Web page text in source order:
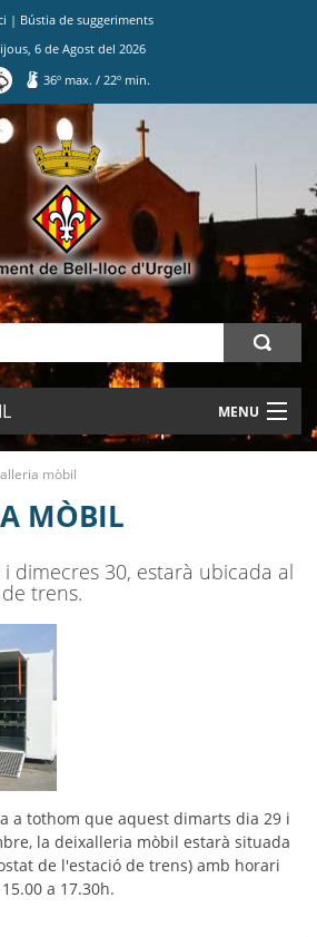
| Bústia de suggeriments
, 6de Agostdel 2026
36º max./ 22º min.
MENU
mòbil
MÒBIL
dimecres 30, estarà ubicada al
trens.
a tothom que aquest dimarts dia 29 i
la deixalleria mòbil estarà situada
de l'estació de trens) amb horari
a 17.30h.